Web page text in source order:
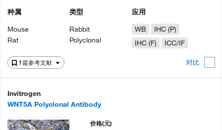
1篇参考文献 对比
种属
Mouse
Rat
类型
Rabbit
Polyclonal
应用
WB
IHC (P)
IHC (F)
ICC/IF
Invitrogen
WNT5A Polyclonal Antibody
价格(元)